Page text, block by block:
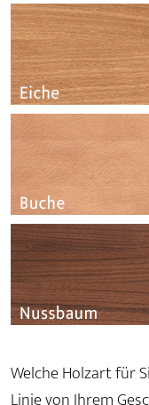
Welche Holzart für